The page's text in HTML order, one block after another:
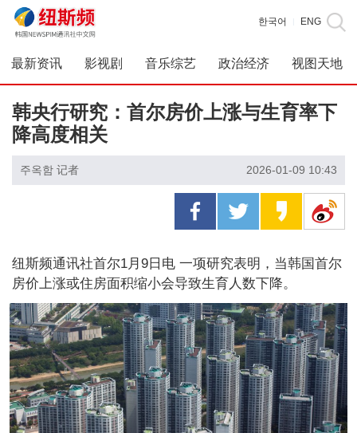
한국어 ENG
最新资讯 影视剧 音乐综艺 政治经济 视图天地
韩央行研究：首尔房价上涨与生育率下
降高度相关
주옥함 记者 2026-01-09 10:43
纽斯频通讯社首尔1月9日电 一项研究表明，当韩国首尔
房价上涨或住房面积缩小会导致生育人数下降。